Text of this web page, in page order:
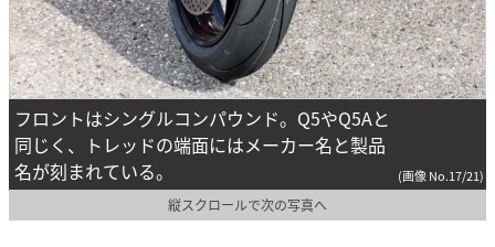
フロントはシングルコンパウンド。Q5やQ5Aと
同じく、トレッドの端面にはメーカー名と製品
名が刻まれている。
(画像 No.17/21)
縦スクロールで次の写真へ